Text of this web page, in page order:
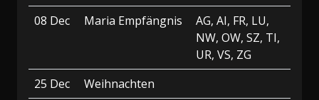
08 Dec
Maria Empfängnis
AG, AI, FR, LU,
NW, OW, SZ, TI,
UR, VS, ZG
25 Dec
Weihnachten